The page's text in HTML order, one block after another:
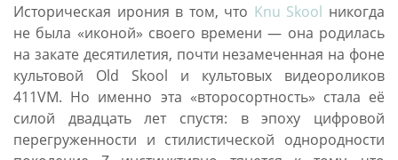
Историческая ирония в том, что Knu Skool никогда
не была «иконой» своего времени — она родилась
на закате десятилетия, почти незамеченная на фоне
культовой Old Skool и культовых видеороликов
411VM. Но именно эта «второсортность» стала её
силой двадцать лет спустя: в эпоху цифровой
перегруженности и стилистической однородности